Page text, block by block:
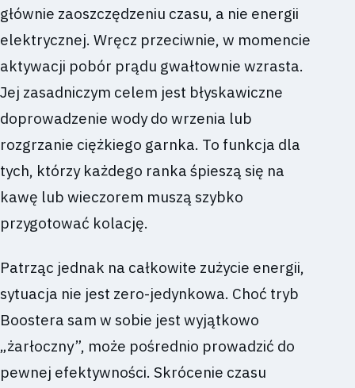
głównie zaoszczędzeniu czasu, a nie energii
elektrycznej. Wręcz przeciwnie, w momencie
aktywacji pobór prądu gwałtownie wzrasta.
Jej zasadniczym celem jest błyskawiczne
doprowadzenie wody do wrzenia lub
rozgrzanie ciężkiego garnka. To funkcja dla
tych, którzy każdego ranka śpieszą się na
kawę lub wieczorem muszą szybko
przygotować kolację.
Patrząc jednak na całkowite zużycie energii,
sytuacja nie jest zero-jedynkowa. Choć tryb
Boostera sam w sobie jest wyjątkowo
„żarłoczny”, może pośrednio prowadzić do
pewnej efektywności. Skrócenie czasu